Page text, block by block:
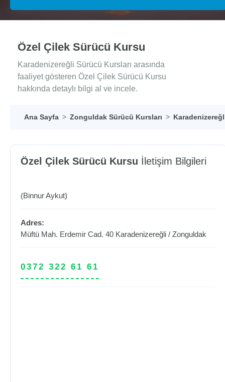
Özel Çilek Sürücü Kursu
Karadenizereğli Sürücü Kursları arasında
faaliyet gösteren Özel Çilek Sürücü Kursu
hakkında detaylı bilgi al ve incele.
Ana Sayfa Zonguldak Sürücü Kursları
Özel Çilek Sürücü Kursu İletişim Bilgileri
(Binnur Aykut)
Adres:
Müftü Mah. Erdemir Cad. 40 Karadenizereğli / Zonguldak
0372 322 61 61